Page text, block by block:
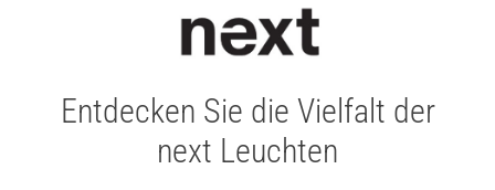
Entdecken Sie die Vielfalt der
next Leuchten